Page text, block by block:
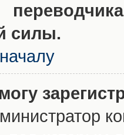
силы.